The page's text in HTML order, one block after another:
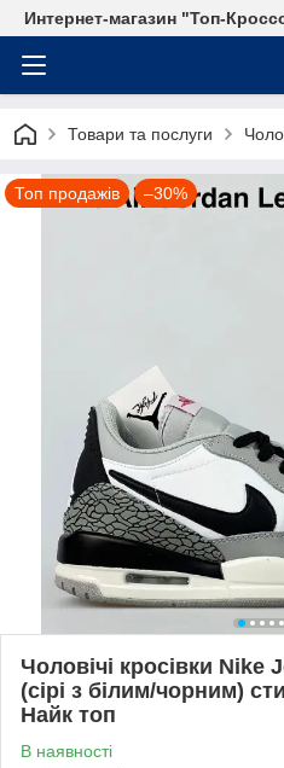
Интернет-магазин "Топ-
Товари та послуги
Топ продажів –30%
Чоловічі кросівки
(сірі з білим/чорним)
Найк топ
В наявності